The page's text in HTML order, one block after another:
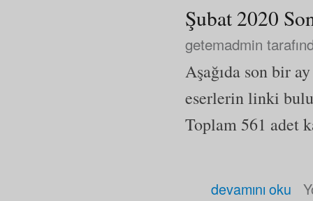
Şubat 2020
getemadmin
Aşağıda son bir
eserlerin linki
Toplam 561 adet
devamını oku